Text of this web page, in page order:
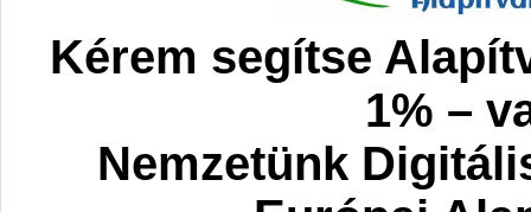
Kérem segítse
1% –
Nemzetünk